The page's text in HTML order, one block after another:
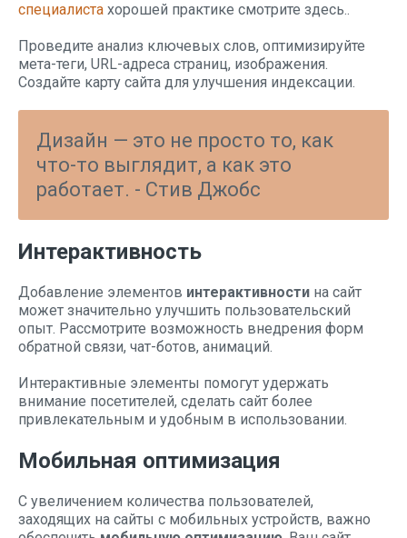
специалиста хорошей практике смотрите здесь..
Проведите анализ ключевых слов, оптимизируйте
мета-теги, URL-адреса страниц, изображения.
Создайте карту сайта для улучшения индексации.
Дизайн — это не просто то, как
что-то выглядит, а как это
работает. - Стив Джобс
Интерактивность
Добавление элементов интерактивности на сайт
может значительно улучшить пользовательский
опыт. Рассмотрите возможность внедрения форм
обратной связи, чат-ботов, анимаций.
Интерактивные элементы помогут удержать
внимание посетителей, сделать сайт более
привлекательным и удобным в использовании.
Мобильная оптимизация
С увеличением количества пользователей,
заходящих на сайты с мобильных устройств, важно